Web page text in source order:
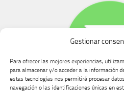
Gestionar
Para ofrecer las mejores experiencias,
para almacenar y/o acceder a la información
estas tecnologías nos permitirá procesar
navegación o las identificaciones únicas en